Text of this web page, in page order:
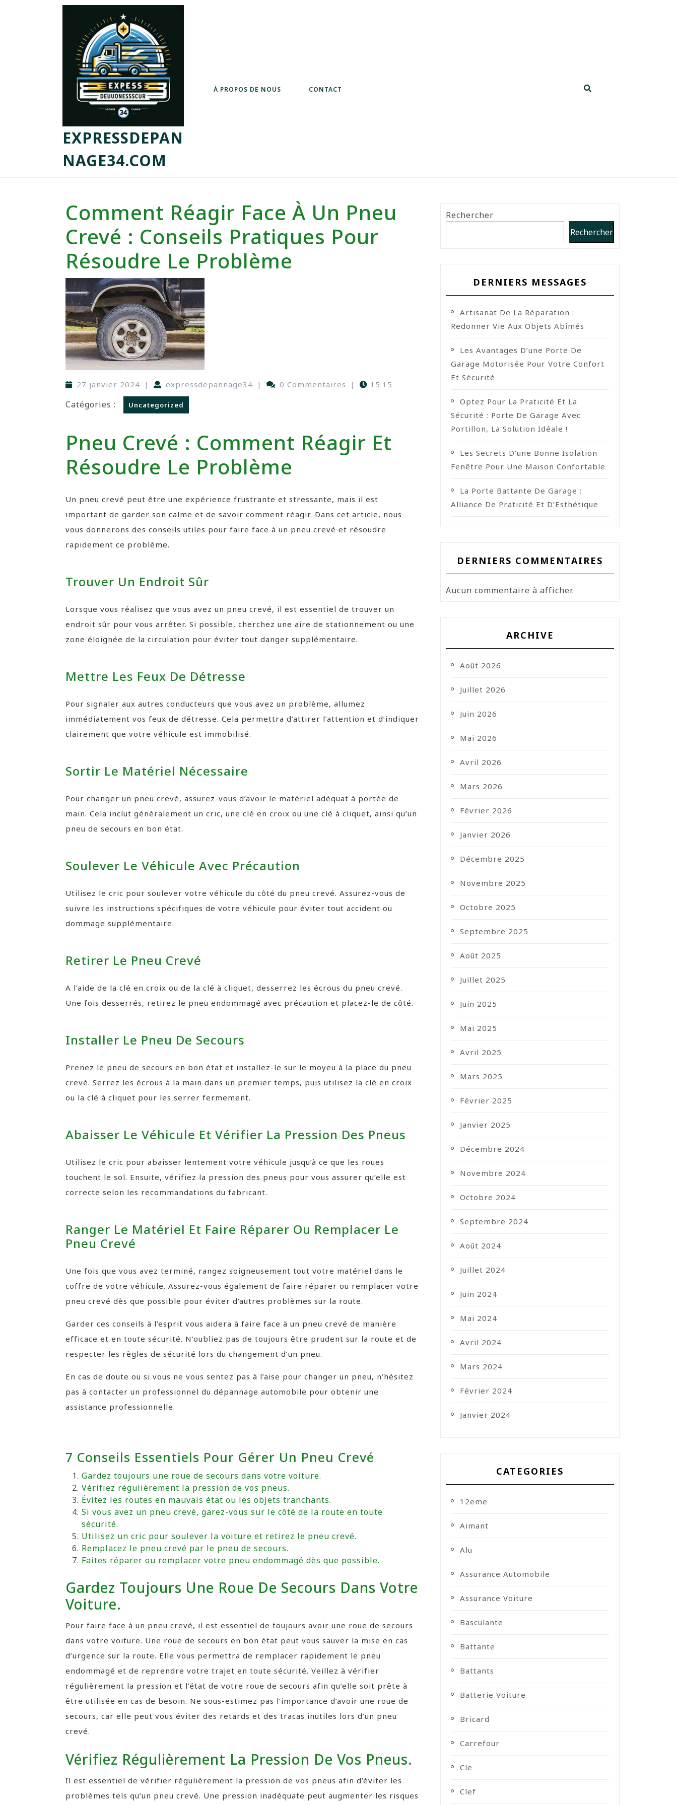
EXPRESSDEPAN
NAGE34.COM
À PROPOS DE NOUS CONTACT
Comment Réagir Face À Un Pneu
Crevé : Conseils Pratiques Pour
Résoudre Le Problème
27 janvier 2024 | expressdepannage34 | 0 Commentaires | 15:15
Catégories : Uncategorized
Pneu Crevé : Comment Réagir Et
Résoudre Le Problème
Un pneu crevé peut être une expérience frustrante et stressante, mais il est
important de garder son calme et de savoir comment réagir. Dans cet article, nous
vous donnerons des conseils utiles pour faire face à un pneu crevé et résoudre
rapidement ce problème.
Trouver Un Endroit Sûr
Lorsque vous réalisez que vous avez un pneu crevé, il est essentiel de trouver un
endroit sûr pour vous arrêter. Si possible, cherchez une aire de stationnement ou une
zone éloignée de la circulation pour éviter tout danger supplémentaire.
Mettre Les Feux De Détresse
Pour signaler aux autres conducteurs que vous avez un problème, allumez
immédiatement vos feux de détresse. Cela permettra d’attirer l’attention et d’indiquer
clairement que votre véhicule est immobilisé.
Sortir Le Matériel Nécessaire
Pour changer un pneu crevé, assurez-vous d’avoir le matériel adéquat à portée de
main. Cela inclut généralement un cric, une clé en croix ou une clé à cliquet, ainsi qu’un
pneu de secours en bon état.
Soulever Le Véhicule Avec Précaution
Utilisez le cric pour soulever votre véhicule du côté du pneu crevé. Assurez-vous de
suivre les instructions spécifiques de votre véhicule pour éviter tout accident ou
dommage supplémentaire.
Retirer Le Pneu Crevé
A l’aide de la clé en croix ou de la clé à cliquet, desserrez les écrous du pneu crevé.
Une fois desserrés, retirez le pneu endommagé avec précaution et placez-le de côté.
Installer Le Pneu De Secours
Prenez le pneu de secours en bon état et installez-le sur le moyeu à la place du pneu
crevé. Serrez les écrous à la main dans un premier temps, puis utilisez la clé en croix
ou la clé à cliquet pour les serrer fermement.
Abaisser Le Véhicule Et Vérifier La Pression Des Pneus
Utilisez le cric pour abaisser lentement votre véhicule jusqu’à ce que les roues
touchent le sol. Ensuite, vérifiez la pression des pneus pour vous assurer qu’elle est
correcte selon les recommandations du fabricant.
Ranger Le Matériel Et Faire Réparer Ou Remplacer Le
Pneu Crevé
Une fois que vous avez terminé, rangez soigneusement tout votre matériel dans le
coffre de votre véhicule. Assurez-vous également de faire réparer ou remplacer votre
pneu crevé dès que possible pour éviter d’autres problèmes sur la route.
Garder ces conseils à l’esprit vous aidera à faire face à un pneu crevé de manière
efficace et en toute sécurité. N’oubliez pas de toujours être prudent sur la route et de
respecter les règles de sécurité lors du changement d’un pneu.
En cas de doute ou si vous ne vous sentez pas à l’aise pour changer un pneu, n’hésitez
pas à contacter un professionnel du dépannage automobile pour obtenir une
assistance professionnelle.
7 Conseils Essentiels Pour Gérer Un Pneu Crevé
Gardez toujours une roue de secours dans votre voiture.
Vérifiez régulièrement la pression de vos pneus.
Évitez les routes en mauvais état ou les objets tranchants.
Si vous avez un pneu crevé, garez-vous sur le côté de la route en toute
sécurité.
Utilisez un cric pour soulever la voiture et retirez le pneu crevé.
Remplacez le pneu crevé par le pneu de secours.
Faites réparer ou remplacer votre pneu endommagé dès que possible.
Gardez Toujours Une Roue De Secours Dans Votre
Voiture.
Pour faire face à un pneu crevé, il est essentiel de toujours avoir une roue de secours
dans votre voiture. Une roue de secours en bon état peut vous sauver la mise en cas
d’urgence sur la route. Elle vous permettra de remplacer rapidement le pneu
endommagé et de reprendre votre trajet en toute sécurité. Veillez à vérifier
régulièrement la pression et l’état de votre roue de secours afin qu’elle soit prête à
être utilisée en cas de besoin. Ne sous-estimez pas l’importance d’avoir une roue de
secours, car elle peut vous éviter des retards et des tracas inutiles lors d’un pneu
crevé.
Vérifiez Régulièrement La Pression De Vos Pneus.
Il est essentiel de vérifier régulièrement la pression de vos pneus afin d’éviter les
problèmes tels qu’un pneu crevé. Une pression inadéquate peut augmenter les risques
Rechercher
Rechercher
DERNIERS MESSAGES
Artisanat De La Réparation :
Redonner Vie Aux Objets Abîmés
Les Avantages D’une Porte De
Garage Motorisée Pour Votre Confort
Et Sécurité
Optez Pour La Praticité Et La
Sécurité : Porte De Garage Avec
Portillon, La Solution Idéale !
Les Secrets D’une Bonne Isolation
Fenêtre Pour Une Maison Confortable
La Porte Battante De Garage :
Alliance De Praticité Et D’Esthétique
DERNIERS COMMENTAIRES
Aucun commentaire à afficher.
ARCHIVE
Août 2026
Juillet 2026
Juin 2026
Mai 2026
Avril 2026
Mars 2026
Février 2026
Janvier 2026
Décembre 2025
Novembre 2025
Octobre 2025
Septembre 2025
Août 2025
Juillet 2025
Juin 2025
Mai 2025
Avril 2025
Mars 2025
Février 2025
Janvier 2025
Décembre 2024
Novembre 2024
Octobre 2024
Septembre 2024
Août 2024
Juillet 2024
Juin 2024
Mai 2024
Avril 2024
Mars 2024
Février 2024
Janvier 2024
CATEGORIES
12eme
Aimant
Alu
Assurance Automobile
Assurance Voiture
Basculante
Battante
Battants
Batterie Voiture
Bricard
Carrefour
Cle
Clef